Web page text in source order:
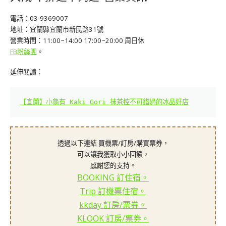
電話：03-9369007
地址：宜蘭縣宜蘭市新民路31號
營業時間：11:00~14:00 17:00~20:00 周日休
FB粉絲團 。
延伸閱讀：
【宜蘭】小龜有 Kaki Gori 抹茶控不可錯過的冰品好店
透過以下連結 買機票/訂房/購買票券，
可以讓我獲取小小回饋，
感謝您的支持。
BOOKING 訂住宿。
Trip 訂機票住宿。
kkday 訂房/票券。
KLOOK 訂房/票券。